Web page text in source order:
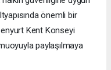
önemli bir
Kent Konseyi
paylaşılmaya